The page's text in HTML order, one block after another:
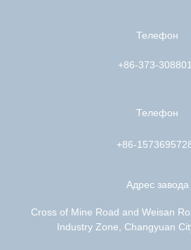
Телефон
+86-373-
Телефон
+86-
Адрес завода
Cross of Mine Road and Weisan
Industry Zone, Changyuan